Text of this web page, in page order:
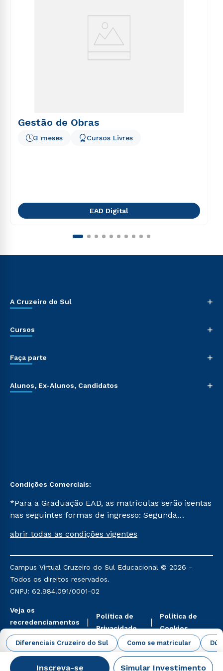
Diferenciais Cruzeiro do Sul Como se matricular
Inscreva-se Simular Investimento
Gestão de Obras
3 meses Cursos Livres
EAD Digital
A Cruzeiro do Sul +
Cursos +
Faça parte +
Alunos, Ex-Alunos, Candidatos +
Condições Comerciais:
*Para a Graduação EAD, as matrículas serão isentas
nas seguintes formas de ingresso: Segunda
Já para as demais, a taxa de matrícula será de R$
mencionadas são referentes aos cursos: Ensino
Religioso, Geografia para a Docência e Metodologia
do Ensino de História: Questões Atuais.
abrir todas as condições vigentes
Campus Virtual Cruzeiro do Sul Educacional © 2026 -
Todos os direitos reservados.
CNPJ: 62.984.091/0001-02
Veja os
recredenciamentos
aqui
Política de
Privacidade
Política de
Cookies